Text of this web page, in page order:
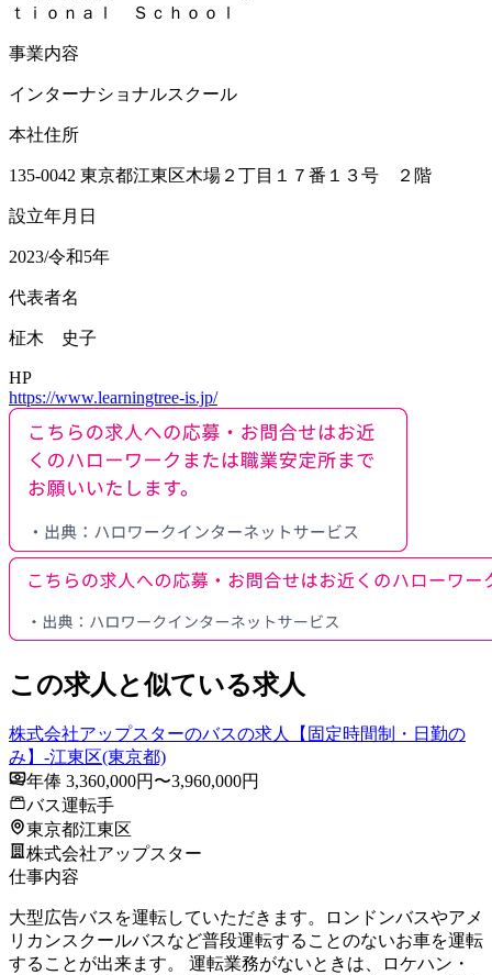
ｔｉｏｎａｌ Ｓｃｈｏｏｌ
事業内容
インターナショナルスクール
本社住所
135-0042 東京都江東区木場２丁目１７番１３号 ２階
設立年月日
2023/令和5年
代表者名
柾木 史子
HP
https://www.learningtree-is.jp/
この求人と似ている求人
株式会社アップスターのバスの求人【固定時間制・日勤の
み】-江東区(東京都)
年俸 3,360,000円〜3,960,000円
バス運転手
東京都江東区
株式会社アップスター
仕事内容
大型広告バスを運転していただきます。ロンドンバスやアメ
リカンスクールバスなど普段運転することのないお車を運転
することが出来ます。 運転業務がないときは、ロケハン・